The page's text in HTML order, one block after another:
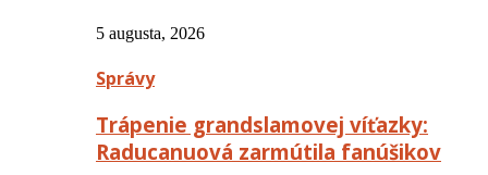
5 augusta, 2026
Správy
Trápenie grandslamovej víťazky:
Raducanuová zarmútila fanúšikov